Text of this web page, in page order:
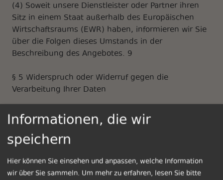
(4) Soweit unsere Dienstleister oder Partner ihren
Sitz in einem Staat außerhalb des Europäischen
Wirtschaftsraums (EWR) haben, informieren wir Sie
über die Folgen dieses Umstands in der
Beschreibung des Angebotes. 9
§ 5 Widerspruch oder Widerruf gegen die
Verarbeitung Ihrer Daten
(1) Falls Sie eine Einwilligung zur Verarbeitung Ihrer
Daten erteilt haben, können Sie diese jederzeit
widerrufen. Ein solcher Widerruf beeinflusst die
Zulässigkeit der Verarbeitung Ihrer
personenbezogenen Daten, nachdem Sie ihn
gegenüber uns ausgesprochen haben. Die
Informationen, die wir
speichern
Hier können Sie einsehen und anpassen, welche Information
wir über Sie sammeln. Um mehr zu erfahren, lesen Sie bitte